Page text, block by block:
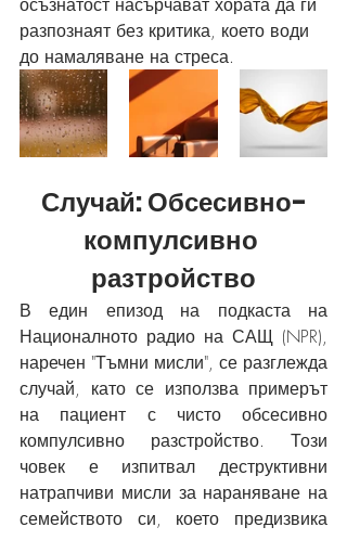
разпознаят без критика, което води
до намаляване на стреса.
Случай: Обсесивно-
компулсивно
разтройство
В един епизод на подкаста на
Националното радио на САЩ (NPR),
наречен "Тъмни мисли", се разглежда
случай, като се използва примерът
на пациент с чисто обсесивно
компулсивно разстройство. Този
човек е изпитвал деструктивни
натрапчиви мисли за нараняване на
семейството си, което предизвика